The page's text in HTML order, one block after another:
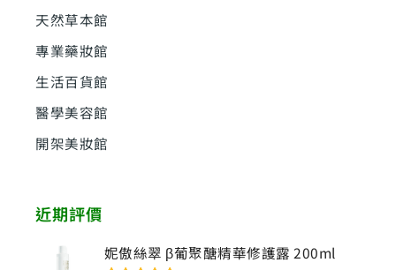
天然草本館
專業藥妝館
生活百貨館
醫學美容館
開架美妝館
近期評價
妮傲絲翠 β葡聚醣精華修護露 200ml